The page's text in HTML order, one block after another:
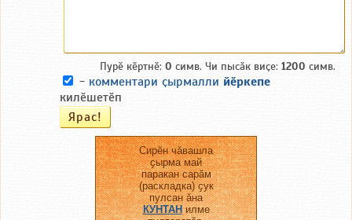
Пурӗ кӗртнӗ: 0 симв. Чи пысӑк виҫе: 1200 симв.
- комментари ҫырмалли йӗркепе
килӗшетӗп
Сирӗн чӑвашла
ҫырма май
паракан сарӑм
(раскладка) ҫук
пулсан ӑна
КУНТАНилме